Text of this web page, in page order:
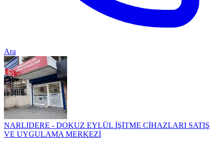
Ara
NARLIDERE - DOKUZ EYLÜL İŞİTME CİHAZLARI SATIŞ
VE UYGULAMA MERKEZİ